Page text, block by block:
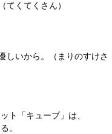
くてくさん）
しいから。（まりのすけさ
ト「キューブ」は、
。